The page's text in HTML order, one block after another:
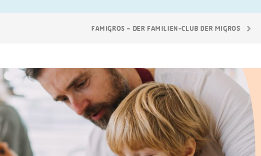
FAMIGROS – DER FAMILIEN-CLUB DER MIGROS